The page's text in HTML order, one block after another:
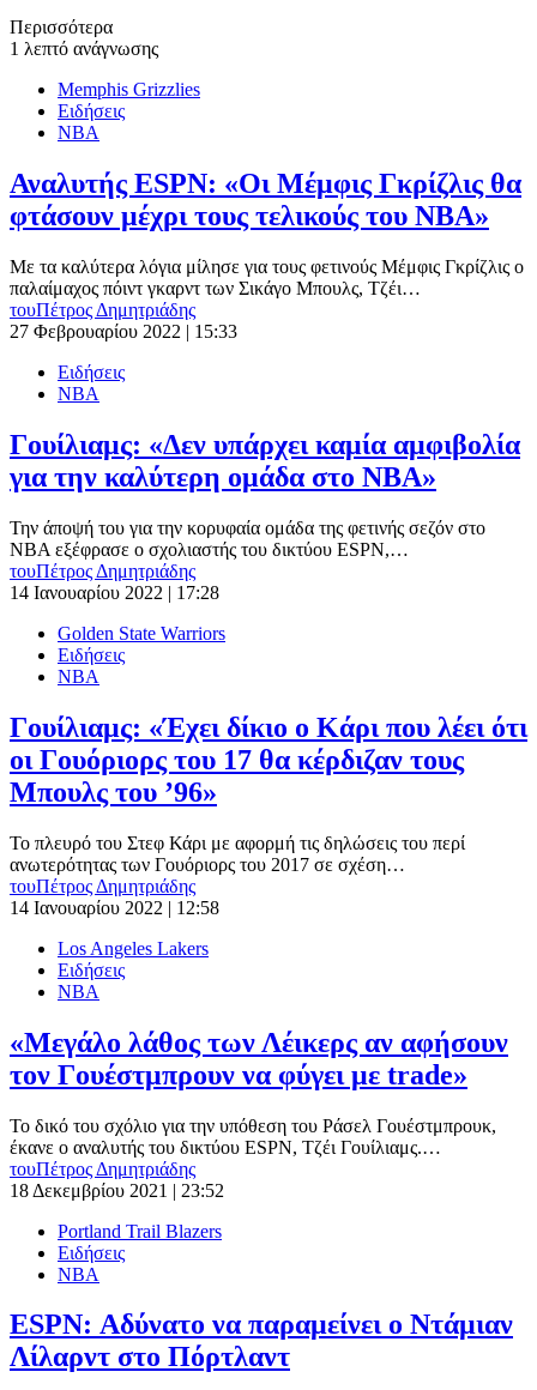
Περισσότερα
1 λεπτό ανάγνωσης
Memphis Grizzlies
Ειδήσεις
ΝΒΑ
Αναλυτής ESPN: «Οι Μέμφις Γκρίζλις θα
φτάσουν μέχρι τους τελικούς του ΝΒΑ»
Με τα καλύτερα λόγια μίλησε για τους φετινούς Μέμφις Γκρίζλις ο
παλαίμαχος πόιντ γκαρντ των Σικάγο Μπουλς, Τζέι…
τουΠέτρος Δημητριάδης
27 Φεβρουαρίου 2022 | 15:33
Ειδήσεις
ΝΒΑ
Γουίλιαμς: «Δεν υπάρχει καμία αμφιβολία
για την καλύτερη ομάδα στο NBA»
Την άποψή του για την κορυφαία ομάδα της φετινής σεζόν στο
NBA εξέφρασε ο σχολιαστής του δικτύου ESPN,…
τουΠέτρος Δημητριάδης
14 Ιανουαρίου 2022 | 17:28
Golden State Warriors
Ειδήσεις
ΝΒΑ
Γουίλιαμς: «Έχει δίκιο ο Κάρι που λέει ότι
οι Γουόριορς του 17 θα κέρδιζαν τους
Μπουλς του ’96»
Το πλευρό του Στεφ Κάρι με αφορμή τις δηλώσεις του περί
ανωτερότητας των Γουόριορς του 2017 σε σχέση…
τουΠέτρος Δημητριάδης
14 Ιανουαρίου 2022 | 12:58
Los Angeles Lakers
Ειδήσεις
ΝΒΑ
«Μεγάλο λάθος των Λέικερς αν αφήσουν
τον Γουέστμπρουν να φύγει με trade»
Το δικό του σχόλιο για την υπόθεση του Ράσελ Γουέστμπρουκ,
έκανε ο αναλυτής του δικτύου ESPN, Τζέι Γουίλιαμς.…
τουΠέτρος Δημητριάδης
18 Δεκεμβρίου 2021 | 23:52
Portland Trail Blazers
Ειδήσεις
ΝΒΑ
ESPN: Αδύνατο να παραμείνει ο Ντάμιαν
Λίλαρντ στο Πόρτλαντ